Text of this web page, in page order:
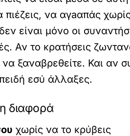
να αγaαπάς
είναι μόνο οι
Αν το κρατήσεις
να ξαναβρεθείτε. Και αν
εσύ άλλαξες.
διαφορά
χωρίς να το κρύβεις